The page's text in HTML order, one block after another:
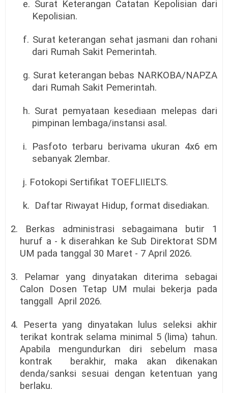
e. Surat Keterangan Catatan Kepolisian dari
Kepolisian.
f. Surat keterangan sehat jasmani dan rohani
dari Rumah Sakit Pemerintah.
g. Surat keterangan bebas NARKOBA/NAPZA
dari Rumah Sakit Pemerintah.
h. Surat pemyataan kesediaan melepas dari
pimpinan lembaga/instansi asal.
i. Pasfoto terbaru berivama ukuran 4x6 em
sebanyak 2lembar.
j. Fotokopi Sertifikat TOEFLIIELTS.
k. Daftar Riwayat Hidup, format disediakan.
2. Berkas administrasi sebagaimana butir 1
huruf a - k diserahkan ke Sub Direktorat SDM
UM pada tanggal 30 Maret - 7 April 2026.
3. Pelamar yang dinyatakan diterima sebagai
Calon Dosen Tetap UM mulai bekerja pada
tanggall April 2026.
4. Peserta yang dinyatakan lulus seleksi akhir
terikat kontrak selama minimal 5 (lima) tahun.
Apabila mengundurkan diri sebelum masa
kontrak
berakhir, maka akan dikenakan
denda/sanksi sesuai dengan ketentuan yang
berlaku.